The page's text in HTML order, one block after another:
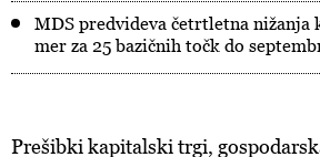
MDS predvideva četrtletna nižanja
mer za 25 bazičnih točk do
Prešibki kapitalski trgi,